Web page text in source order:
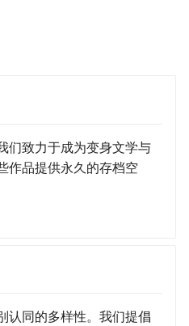
们致力于成为变身文学与
作品提供永久的存档空
认同的多样性。我们提倡